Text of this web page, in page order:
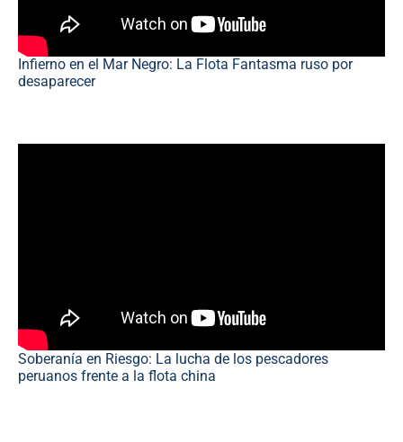
Infierno en el Mar Negro: La Flota Fantasma ruso por
desaparecer
Soberanía en Riesgo: La lucha de los pescadores
peruanos frente a la flota china